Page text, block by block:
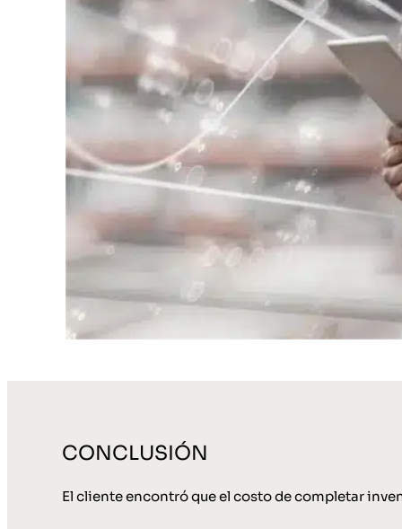
CONCLUSIÓN
El cliente encontró que el costo de completar